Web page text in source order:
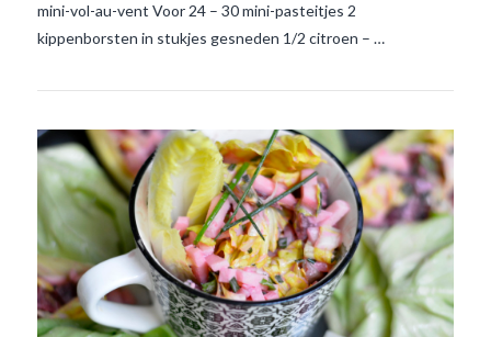
mini-vol-au-vent Voor 24 – 30 mini-pasteitjes 2
kippenborsten in stukjes gesneden 1/2 citroen – …